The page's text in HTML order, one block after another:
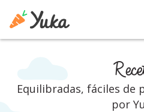
Equilibradas, fáciles de
por